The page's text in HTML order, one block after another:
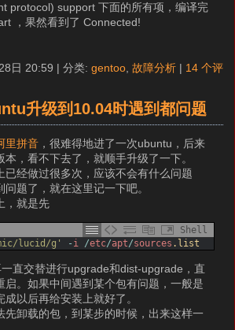
protocol) support 下面的所有项，编译完
，果然看到了 Connected!
日 20:59 | 分类: gentoo, 故障分析 | 14 个评
升级到10.04时遇到都问题
里拼音 ，很难得地进了一次ubuntu，后来
，看不下去了，就顺手升级了一下。
已经做过很多次，应该不会有什么问题
题了，就在这里记一下吧。
，就是先
Shell
lucid/g' - i /etc/apt/sources .list
直交替进行upgrade和dist-upgrade，直
启。如果中间遇到某个包有问题，一般是
以后再给安装上就好了。
先卸载的包，到某步的时候，出来这样一